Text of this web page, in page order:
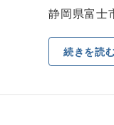
静岡県富⼠
続きを読